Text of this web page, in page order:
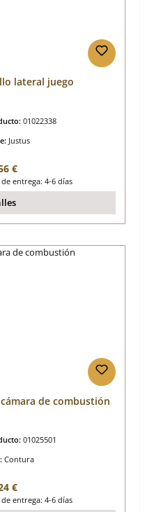
lateral juego
01022338
Justus
normal:
€
entrega: 4-6 días
de combustión
01025501
Contura
normal:
€
entrega: 4-6 días